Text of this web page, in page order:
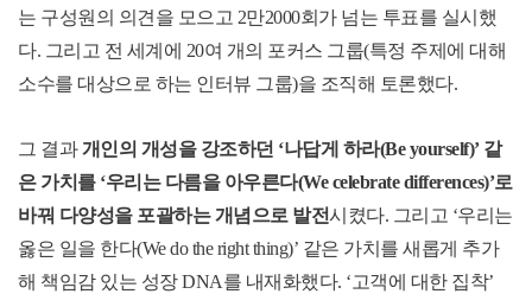
는 구성원의 의견을 모으고 2만2000회가 넘는 투표를 실시했
다. 그리고 전 세계에 20여 개의 포커스 그룹(특정 주제에 대해
소수를 대상으로 하는 인터뷰 그룹)을 조직해 토론했다.
그 결과개인의 개성을 강조하던 ‘나답게 하라(Be yourself)’ 같
은 가치를‘우리는 다름을 아우른다(We celebrate differences)’로
바꿔 다양성을 포괄하는 개념으로 발전시켰다. 그리고 ‘우리는
옳은 일을 한다(We do the right thing)’ 같은 가치를 새롭게 추가
해 책임감 있는 성장DNA를 내재화했다. ‘고객에 대한 집착’